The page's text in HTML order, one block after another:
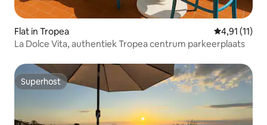
Flat in Tropea Gemiddelde
4,91 (11)
La Dolce Vita, authentiek Tropea centrum parkeerplaats
Superhost
Superhost